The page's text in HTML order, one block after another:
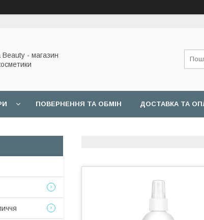
Beauty - магазин
ПОВЕРНЕННЯ ТА ОБМІН ДОСТАВКА ТА